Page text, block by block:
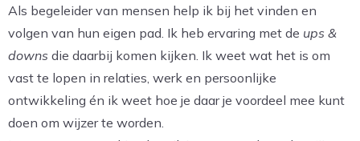
Als begeleider van mensen help ik bij het vinden en
volgen van hun eigen pad. Ik heb ervaring met de ups &
downs die daarbij komen kijken. Ik weet wat het is om
vast te lopen in relaties, werk en persoonlijke
ontwikkeling én ik weet hoe je daar je voordeel mee kunt
doen om wijzer te worden.